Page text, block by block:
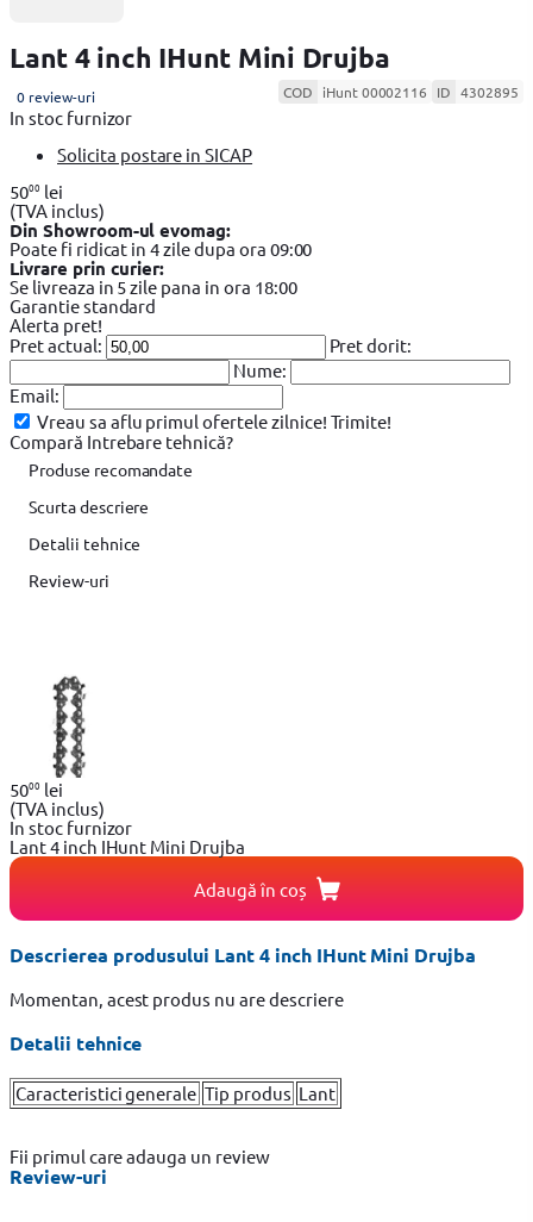
Lant 4 inch IHunt Mini Drujba
0 review-uri COD iHunt 00002116 ID 4302895
In stoc furnizor
Solicita postare in SICAP
5000 lei
(TVA inclus)
Din Showroom-ul evomag:
Poate fi ridicat in 4 zile dupa ora 09:00
Livrare prin curier:
Se livreaza in 5 zile pana in ora 18:00
Garantie standard
Alerta pret!
Pret actual:
Pret dorit:
Nume:
Email:
Vreau sa aflu primul ofertele zilnice! Trimite!
Compară Intrebare tehnică?
Produse recomandate
Scurta descriere
Detalii tehnice
Review-uri
5000 lei
(TVA inclus)
In stoc furnizor
Lant 4 inch IHunt Mini Drujba
Adaugă în coș
Descrierea produsului Lant 4 inch IHunt Mini Drujba
Momentan, acest produs nu are descriere
Detalii tehnice
Caracteristici generale Tip produs Lant
Fii primul care adauga un review
Review-uri